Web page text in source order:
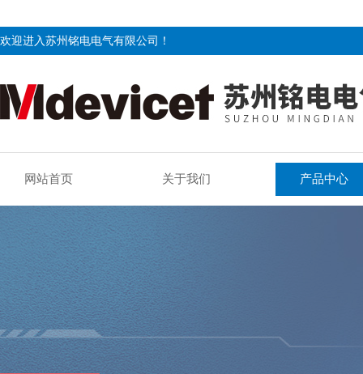
欢迎进入苏州铭电电气有限公司！
网站首页 关于我们 产品中心